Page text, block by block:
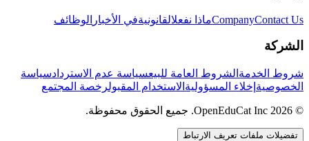
CompanyContact Us ماذا نفعلالقانونيةفي الأخبار الوظائف
الشركة
شروط الخدمة الشروط العامة للبيعسياسة عدم الاستردادسياسة
الخصوصية إخلاء المسؤولية الاستخدام المقبولرخصة المجتمع
© 2026 OpenEduCat Inc. جميع الحقوق محفوظة.
تفضيلات ملفات تعريف الارتباط